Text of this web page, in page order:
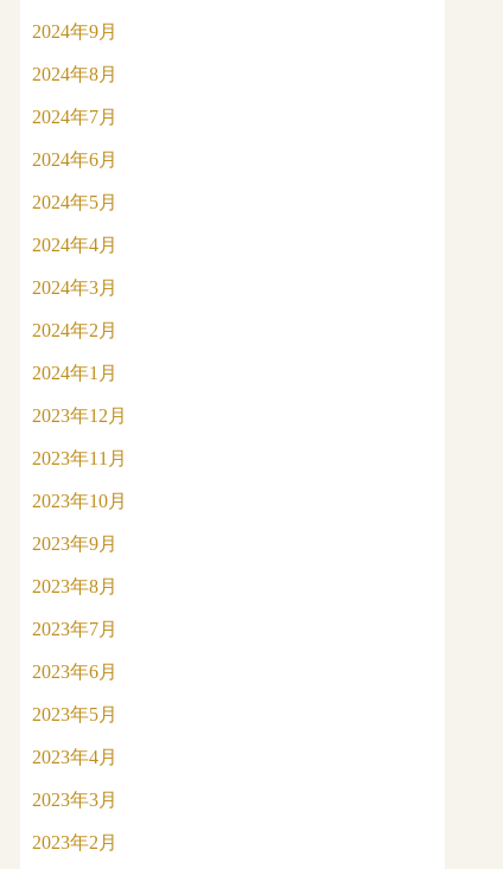
2024年9月
2024年8月
2024年7月
2024年6月
2024年5月
2024年4月
2024年3月
2024年2月
2024年1月
2023年12月
2023年11月
2023年10月
2023年9月
2023年8月
2023年7月
2023年6月
2023年5月
2023年4月
2023年3月
2023年2月